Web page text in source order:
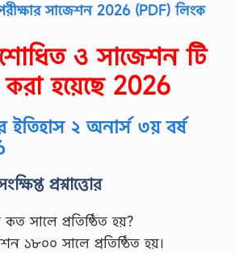
সাজেশন 2026 (PDF) লিংক
ও সাজেশন টি
হয়েছে 2026
ইতিহাস ২ অনার্স ৩য় বর্ষ
প্রশ্নাত্তোর
কত সালে প্রতিষ্ঠিত হয়?
১৮০০ সালে প্রতিষ্ঠিত হয়।